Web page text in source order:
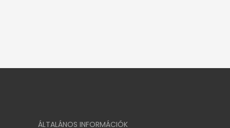
ÁLTALÁNOS INFORMÁCIÓK